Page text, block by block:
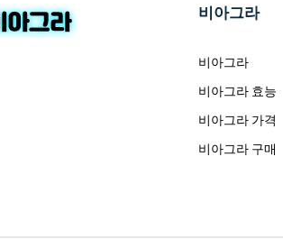
비아그라
비아그라
비아그라 효능
비아그라 가격
비아그라 구매